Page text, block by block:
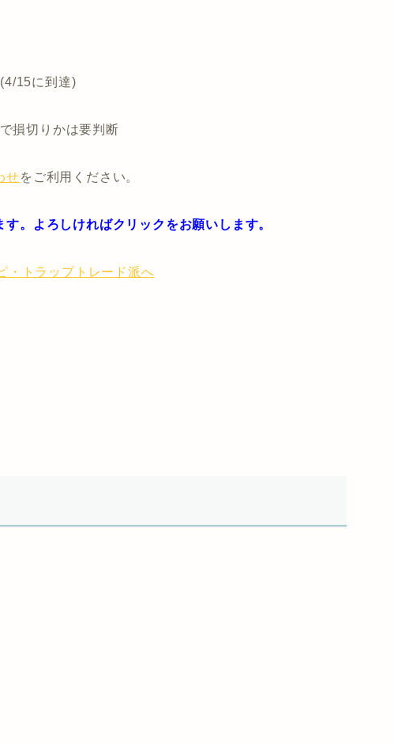
15に到達)
損切りかは要判断
せをご利用ください。
。よろしければクリックをお願いします。